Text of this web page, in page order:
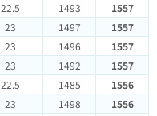
22.5 1493
1557
23 1497
1557
23 1496
1557
23 1492
1557
22.5 1485
1556
23 1498
1556